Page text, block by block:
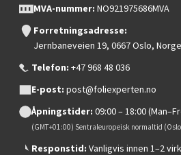
MVA-nummer: NO921975686MVA
Forretningsadresse:
Jernbaneveien 19, 0667 Oslo, Norge
Telefon: +47 968 48 036
E-post: post@foliexperten.no
Åpningstider: 09:00 – 18:00
(GMT+01:00) Sentraleuropeisk normaltid
Responstid: Vanligvis innen 1–2